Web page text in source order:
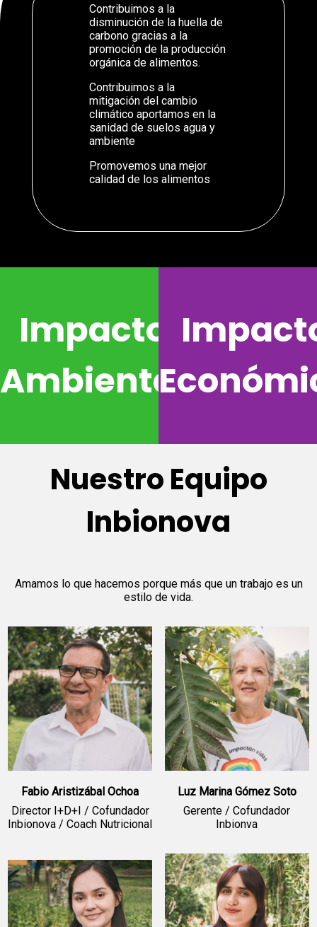
Contribuimos a la
disminución de la huella de
carbono gracias a la
promoción de la producción
orgánica de alimentos.
Contribuimos a la
mitigación del cambio
climático aportamos en la
sanidad de suelos agua y
ambiente
Promovemos una mejor
calidad de los alimentos
Impacto
Ambiental
Nuestro Equipo
Inbionova
Amamos lo que hacemos porque más que un trabajo es un
estilo de vida.
Fabio Aristizábal Ochoa
Director I+D+I / Cofundador
Inbionova / Coach Nutricional
Luz Marina Gómez Soto
Gerente / Cofundador
Inbionva